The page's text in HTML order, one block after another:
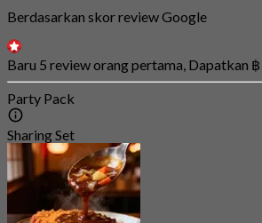
Berdasarkan skor review Google
Baru 5 review orang pertama, Dapatkan
Party Pack
Sharing Set